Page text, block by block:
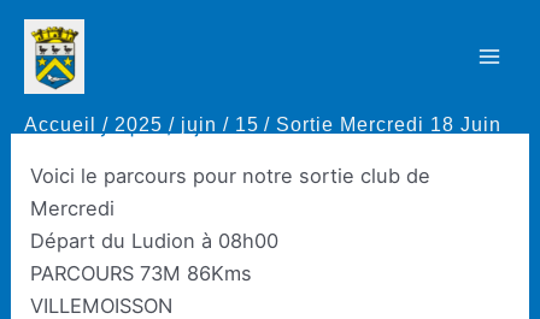
Aller
contenu
Accueil 2025 juin 15 Sortie Mercredi 18 Juin
Sortie Mercredi 18 Juin
ParThierry Rapaud / 15 juin 2025
Voici le parcours pour notre sortie club de
Mercredi
Départ du Ludion à 08h00
PARCOURS 73M 86Kms
VILLEMOISSON